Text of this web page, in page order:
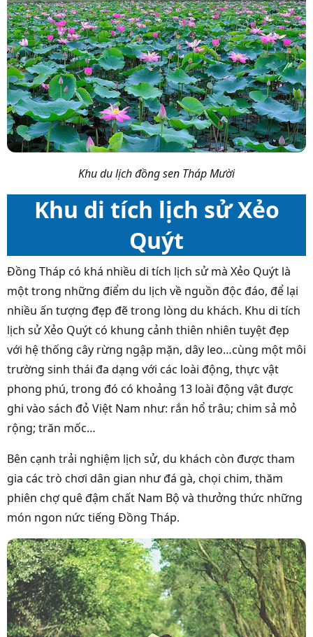
Khu du lịch đồng sen Tháp Mười
Khu di tích lịch sử Xẻo
Quýt
Đồng Tháp có khá nhiều di tích lịch sử mà Xẻo Quýt là
một trong những điểm du lịch về nguồn độc đáo, để lại
nhiều ấn tượng đẹp đẽ trong lòng du khách. Khu di tích
lịch sử Xẻo Quýt có khung cảnh thiên nhiên tuyệt đẹp
với hệ thống cây rừng ngập mặn, dây leo…cùng một môi
trường sinh thái đa dạng với các loài động, thực vật
phong phú, trong đó có khoảng 13 loài động vật được
ghi vào sách đỏ Việt Nam như: rắn hổ trâu; chim sả mỏ
rộng; trăn mốc…
Bên cạnh trải nghiệm lịch sử, du khách còn được tham
gia các trò chơi dân gian như đá gà, chọi chim, thăm
phiên chợ quê đậm chất Nam Bộ và thưởng thức những
món ngon nức tiếng Đồng Tháp.